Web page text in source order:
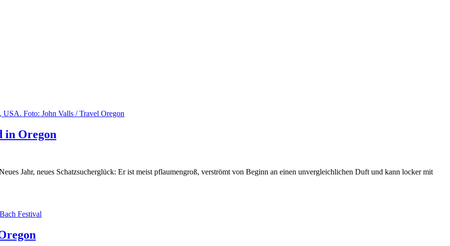
in Oregon
Jahr, neues Schatzsucherglück: Er ist meist pflaumengroß, verströmt von Beginn an einen unvergleichlichen Duft und kann locker mit